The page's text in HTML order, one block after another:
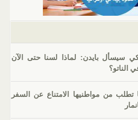
p
سيسأل بايدن: لماذا لسنا حتى الآن
الناتو؟
تطلب من مواطنيها الامتناع عن السفر